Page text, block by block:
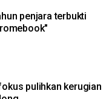
penjara terbukti
pulihkan kerugian